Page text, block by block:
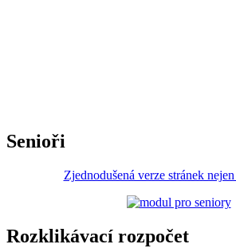
Senioři
Zjednodušená verze stránek
Rozklikávací rozpočet